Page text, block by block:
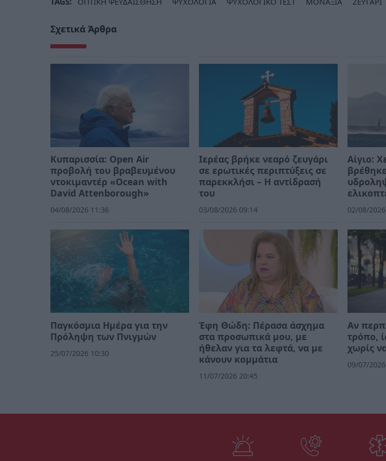
Σχετικά Άρθρα
Κυπαρισσία: Open Air
προβολή του βραβευμένου
ντοκιμαντέρ «Ocean with
David Attenborough»
04/08/2026 11:36
Ιερέας βρήκε νεαρό ζευγάρι
σε ερωτικές περιπτύξεις σε
παρεκκλήσι – Η αντίδρασή
του
03/08/2026 09:14
Αίγιο:
02/08/
Παγκόσμια Ημέρα για την
Πρόληψη των Πνιγμών
25/07/2026 10:30
Έφη Θώδη: Πέρασα άσχημα
στα προσωπικά μου, με
ήθελαν για τα λεφτά, να με
κάνουν κομμάτια
11/07/2026 20:45
Αν
τρόπο,
χωρίς
09/07/